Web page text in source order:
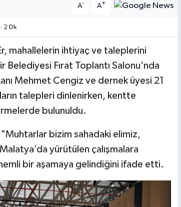
A- A+
2 Dk
mahallelerin ihtiyaç ve taleplerini
Belediyesi Fırat Toplantı Salonu'nda
Mehmet Cengiz ve dernek üyesi 21
talepleri dinlenirken, kentte
bulunuldu.
bizim sahadaki elimiz,
yürütülen çalışmalara
bir aşamaya gelindiğini ifade etti.